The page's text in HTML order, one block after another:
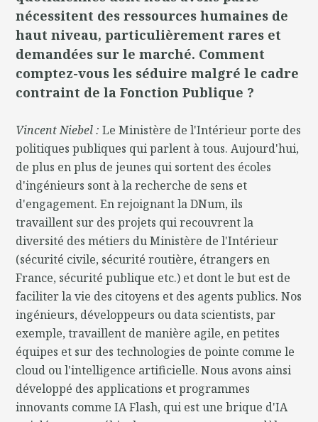
nécessitent des ressources humaines de
haut niveau, particulièrement rares et
demandées sur le marché. Comment
comptez-vous les séduire malgré le cadre
contraint de la Fonction Publique ?
Vincent Niebel :Le Ministère de l'Intérieur porte des
politiques publiques qui parlent à tous. Aujourd'hui,
de plus en plus de jeunes qui sortent des écoles
d'ingénieurs sont à la recherche de sens et
d'engagement. En rejoignant la DNum, ils
travaillent sur des projets qui recouvrent la
diversité des métiers du Ministère de l'Intérieur
(sécurité civile, sécurité routière, étrangers en
France, sécurité publique etc.) et dont le but est de
faciliter la vie des citoyens et des agents publics. Nos
ingénieurs, développeurs ou data scientists, par
exemple, travaillent de manière agile, en petites
équipes et sur des technologies de pointe comme le
cloud ou l'intelligence artificielle. Nous avons ainsi
développé des applications et programmes
innovants comme IA Flash, qui est une brique d'IA